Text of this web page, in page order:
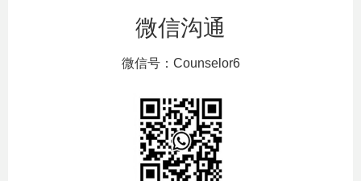
微信沟通
微信号：Counselor6